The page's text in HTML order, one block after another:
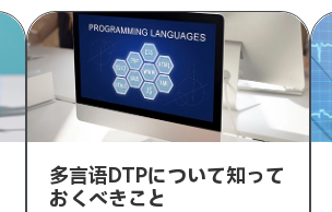
多言语DTPについて知って
おくべきこと